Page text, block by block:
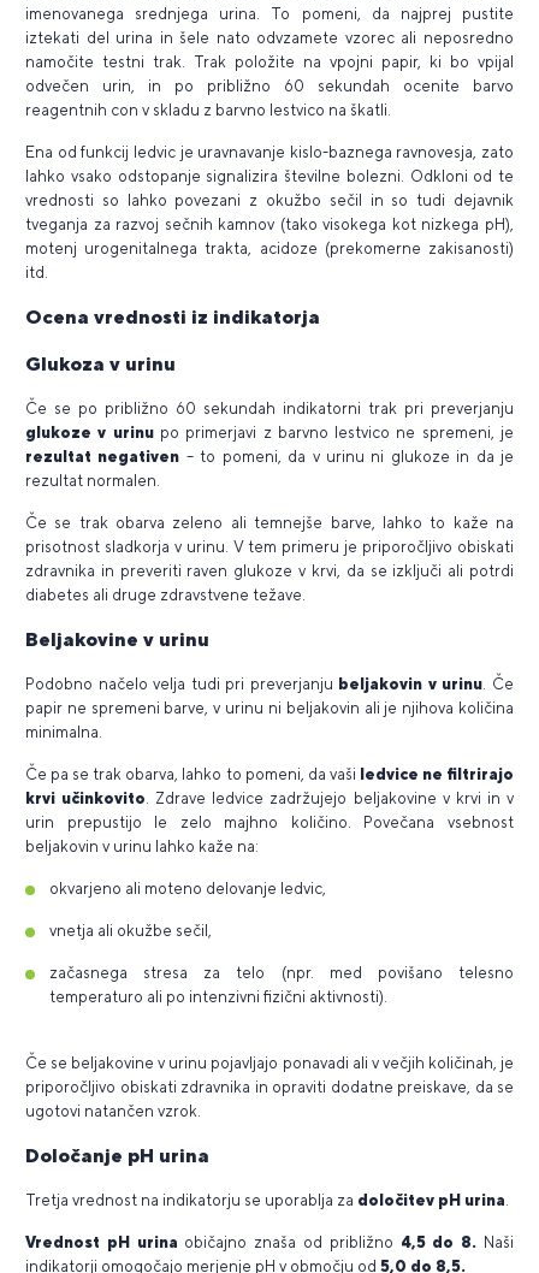
imenovanega srednjega urina. To pomeni, da najprej pustite
iztekati del urina in šele nato odvzamete vzorec ali neposredno
namočite testni trak. Trak položite na vpojni papir, ki bo vpijal
odvečen urin, in po približno 60 sekundah ocenite barvo
reagentnih con v skladu z barvno lestvico na škatli.
Ena od funkcij ledvic je uravnavanje kislo-baznega ravnovesja, zato
lahko vsako odstopanje signalizira številne bolezni. Odkloni od te
vrednosti so lahko povezani z okužbo sečil in so tudi dejavnik
tveganja za razvoj sečnih kamnov (tako visokega kot nizkega pH),
motenj urogenitalnega trakta, acidoze (prekomerne zakisanosti)
itd.
Ocena vrednosti iz indikatorja
Glukoza v urinu
Če se po približno 60 sekundah indikatorni trak pri preverjanju
glukoze v urinu po primerjavi z barvno lestvico ne spremeni, je
rezultat negativen – to pomeni, da v urinu ni glukoze in da je
rezultat normalen.
Če se trak obarva zeleno ali temnejše barve, lahko to kaže na
prisotnost sladkorja v urinu. V tem primeru je priporočljivo obiskati
zdravnika in preveriti raven glukoze v krvi, da se izključi ali potrdi
diabetes ali druge zdravstvene težave.
Beljakovine v urinu
Podobno načelo velja tudi pri preverjanju beljakovin v urinu. Če
papir ne spremeni barve, v urinu ni beljakovin ali je njihova količina
minimalna.
Če pa se trak obarva, lahko to pomeni, da vaši ledvice ne filtrirajo
krvi učinkovito. Zdrave ledvice zadržujejo beljakovine v krvi in v
urin prepustijo le zelo majhno količino. Povečana vsebnost
beljakovin v urinu lahko kaže na:
okvarjeno ali moteno delovanje ledvic,
vnetja ali okužbe sečil,
začasnega stresa za telo (npr. med povišano telesno
temperaturo ali po intenzivni fizični aktivnosti).
Če se beljakovine v urinu pojavljajo ponavadi ali v večjih količinah, je
priporočljivo obiskati zdravnika in opraviti dodatne preiskave, da se
ugotovi natančen vzrok.
Določanje pH urina
Tretja vrednost na indikatorju se uporablja za določitev pH urina.
Vrednost pH urina običajno znaša od približno 4,5 do 8. Naši
indikatorji omogočajo merjenje pH v območju od 5,0 do 8,5.